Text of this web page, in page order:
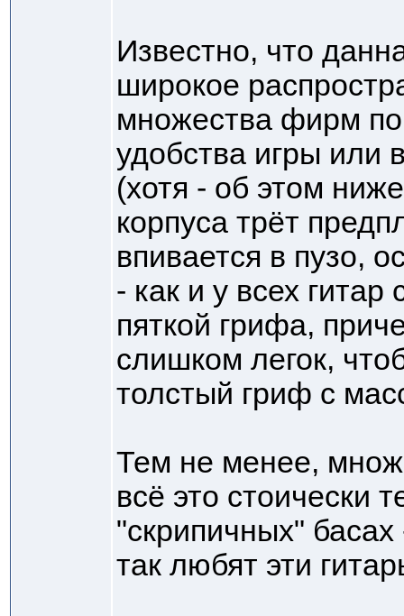
Известно, что
широкое
множества фирм
удобства игры или
(хотя - об этом
корпуса трёт
впивается в пузо,
- как и у всех
пяткой грифа,
слишком легок,
толстый гриф с
Тем не менее,
всё это стоически
"скрипичных"
так любят эти